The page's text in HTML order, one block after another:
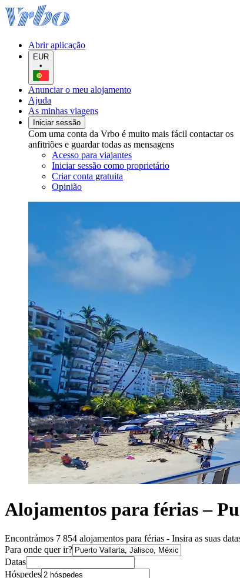
Abrir aplicação
EUR
•
Anunciar o meu alojamento
Ajuda
As minhas viagens
Iniciar sessão
Com uma conta da Vrbo é muito mais fácil contactar os
anfitriões e guardar todas as mensagens
Acesso para viajantes
Iniciar sessão como proprietário
Criar conta gratuita
Opinião
Alojamentos para férias –
Encontrámos 7 854 alojamentos para férias - Insira as suas
Para onde quer ir?
Datas
Hóspedes